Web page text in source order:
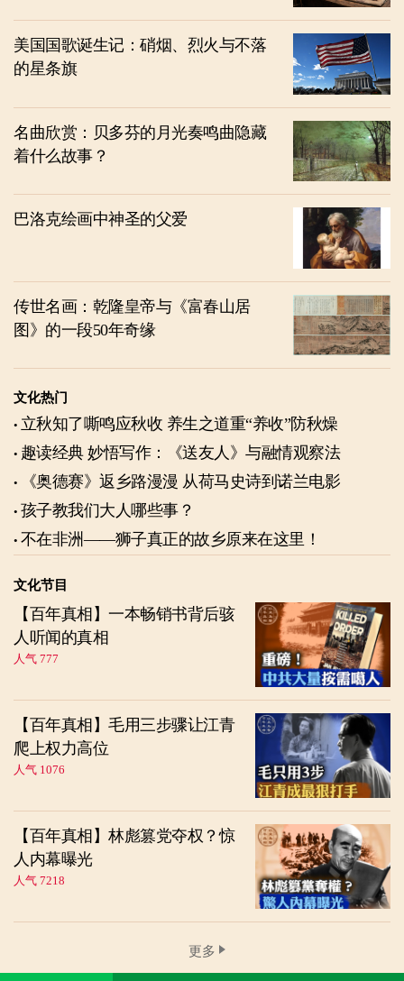
美国国歌诞生记：硝烟、烈火与不落
的星条旗
名曲欣赏：贝多芬的月光奏鸣曲隐藏
着什么故事？
巴洛克绘画中神圣的父爱
传世名画：乾隆皇帝与《富春山居
图》的一段50年奇缘
文化热门
立秋知了嘶鸣应秋收 养生之道重“养收”防秋燥
趣读经典 妙悟写作：《送友人》与融情观察法
《奥德赛》返乡路漫漫 从荷马史诗到诺兰电影
孩子教我们大人哪些事？
不在非洲——狮子真正的故乡原来在这里！
文化节目
【百年真相】一本畅销书背后骇
人听闻的真相
人气 777
【百年真相】毛用三步骤让江青
爬上权力高位
人气 1076
【百年真相】林彪篡党夺权？惊
人内幕曝光
人气 7218
更多